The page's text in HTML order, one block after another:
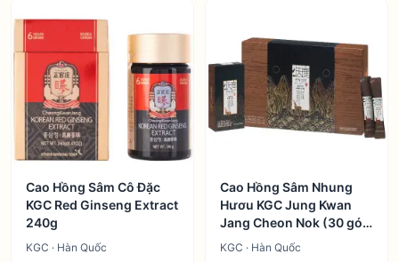
Cao Hồng Sâm Cô Đặc
KGC Red Ginseng Extract
240g
KGC · Hàn Quốc
Cao Hồng Sâm Nhung
Hươu KGC Jung Kwan
Jang Cheon Nok (30 gói
x 10g)
KGC · Hàn Quốc